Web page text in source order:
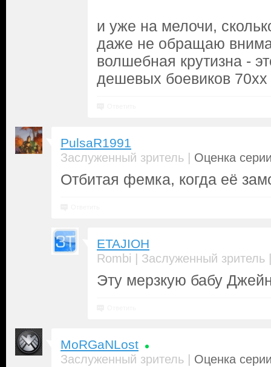
и уже на мелочи,
даже не обращаю
волшебная крутизна -
дешевых боевиков 70хх
PulsaR1991
Заслуженный зритель | Оценка
Отбитая фемка, когда её
ETAJIOH
Rombi | Заслуженный зритель
Эту мерзкую бабу
MoRGaNLost
Заслуженный зритель | Оценка